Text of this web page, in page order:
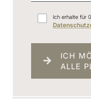
Ich erhalte für
ICH
ALLE